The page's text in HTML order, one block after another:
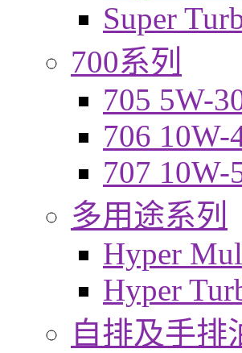
Super
700系列
705 5W-
706 10W-
707 10W-
多用途系列
Hyper
Hyper
自排及手排